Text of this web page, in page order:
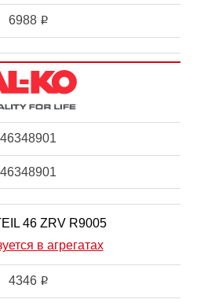
6988 i
46348901
46348901
46 ZRV R9005
в агрегатах
4346 i